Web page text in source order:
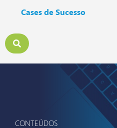
Cases de Sucesso
CONTEÚDOS